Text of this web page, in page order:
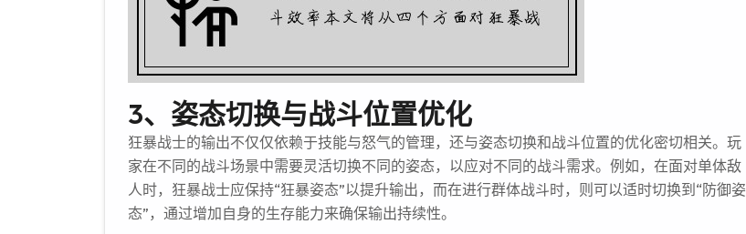
3、姿态切换与战斗位置优化
狂暴战士的输出不仅仅依赖于技能与怒气的管理，还与姿态切换和战斗位置的优化密切相关。玩
家在不同的战斗场景中需要灵活切换不同的姿态，以应对不同的战斗需求。例如，在面对单体敌
人时，狂暴战士应保持“狂暴姿态”以提升输出，而在进行群体战斗时，则可以适时切换到“防御姿
态”，通过增加自身的生存能力来确保输出持续性。